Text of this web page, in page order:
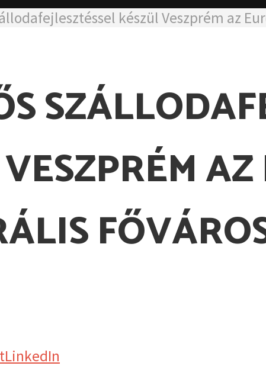
készül Veszprém az
LinkedIn